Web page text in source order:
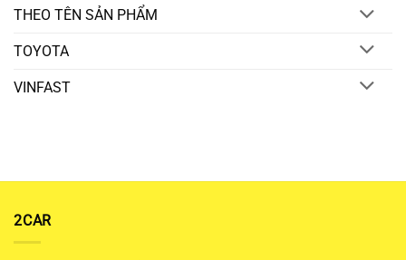
THEO TÊN SẢN PHẨM
TOYOTA
VINFAST
2CAR